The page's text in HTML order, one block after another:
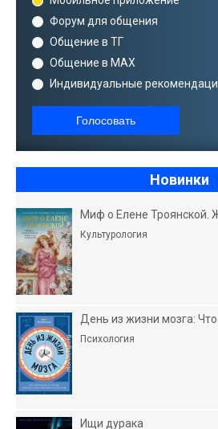
Форум для общения
Общение в ТГ
Общение в MAX
Индивидуальные
Голосовать
Новинки
Миф о Елене Троянской.
Культурология
День из жизни мозга:
Психология
Ищи дурака